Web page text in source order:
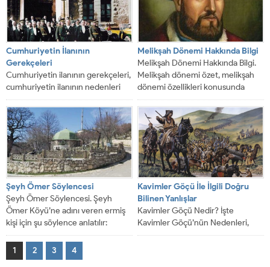
Cumhuriyetin İlanının
Gerekçeleri
Cumhuriyetin ilanının gerekçeleri,
cumhuriyetin ilanının nedenleri
konusunda sizlere bilgi vereceğiz.
Cumhuriyetin ilan edilmesinin bir
çok...
Melikşah Dönemi Hakkında Bilgi
Melikşah Dönemi Hakkında Bilgi.
Melikşah dönemi özet, melikşah
dönemi özellikleri konusunda
sizlere bilgi vereceğiz. *...
Şeyh Ömer Söylencesi
Şeyh Ömer Söylencesi. Şeyh
Ömer Köyü’ne adını veren ermiş
kişi için şu söylence anlatılır:
Şeyh...
Kavimler Göçü İle İlgili Doğru
Bilinen Yanlışlar
Kavimler Göçü Nedir? İşte
Kavimler Göçü’nün Nedenleri,
Sonuçları ve Detayları Kavimler
1 2 3 4